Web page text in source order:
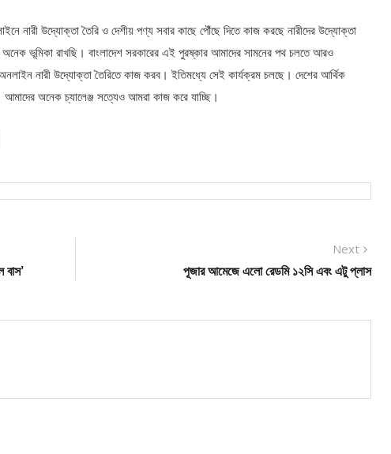
নারী উদ্যোক্তা তৈরি ও দেশীয় পণ্য সবার কাছে পৌঁছে দিতে কাজ করছে নারীদের উদ্যোক্তা
অনেক ভূমিকা রাখছি। বাংলাদেশ সরকারের এই পুরষ্কার আমাদের সামনের পথ চলতে আরও
নারী উদ্যোক্তা তৈরিতে কাজ করব। ইতিমধ্যে সেই কার্যক্রম চলছে। দেশের আর্থিক
অনেক চ্যালেঞ্জ সত্যেও আমরা কাজ করে যাচ্ছি।
বাস’
Next
post:
পূজার আমেজে এলো রেডমি ১২সি এবং এটু প্লাস